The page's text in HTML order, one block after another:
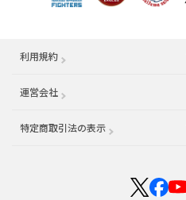
利用規約
運営会社 （別ウィンドウで開く）
特定商取引法の表示